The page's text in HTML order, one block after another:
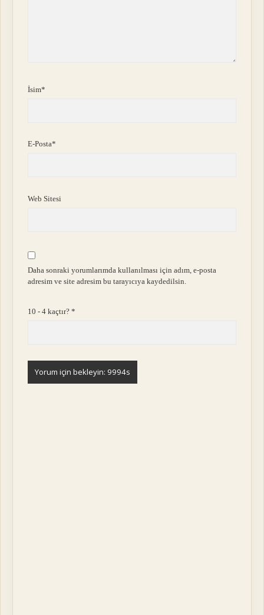
İsim*
E-Posta*
Web Sitesi
Daha sonraki yorumlarımda kullanılması için adım, e-posta
adresim ve site adresim bu tarayıcıya kaydedilsin.
10 - 4 kaçtır?*